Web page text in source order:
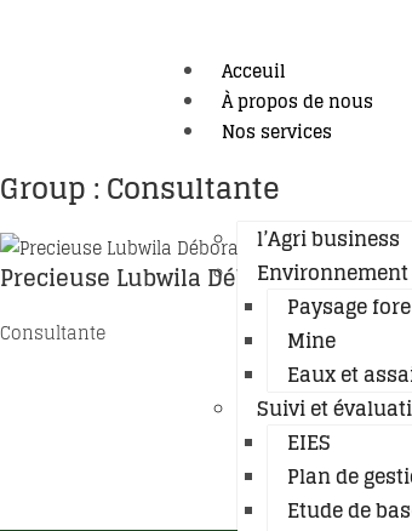
Acceuil
À propos de nous
Nos services
l’Agri business
Environnement
Paysage
Mine
Eaux et
Suivi et
EIES
Plan de
Etude de
Group :Consultante
Precieuse Lubwila Déborah
Consultante